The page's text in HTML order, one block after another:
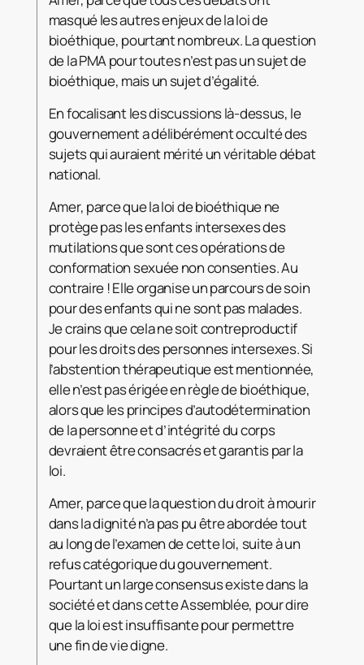
masqué les autres enjeux de la loi de
bioéthique, pourtant nombreux. La question
de la PMA pour toutes n’est pas un sujet de
bioéthique, mais un sujet d’égalité.
En focalisant les discussions là-dessus, le
gouvernement a délibérément occulté des
sujets qui auraient mérité un véritable débat
national.
Amer, parce que la loi de bioéthique ne
protège pas les enfants intersexes des
mutilations que sont ces opérations de
conformation sexuée non consenties. Au
contraire ! Elle organise un parcours de soin
pour des enfants qui ne sont pas malades.
Je crains que cela ne soit contreproductif
pour les droits des personnes intersexes. Si
l’abstention thérapeutique est mentionnée,
elle n’est pas érigée en règle de bioéthique,
alors que les principes d’autodétermination
de la personne et d’intégrité du corps
devraient être consacrés et garantis par la
loi.
Amer, parce que la question du droit à mourir
dans la dignité n’a pas pu être abordée tout
au long de l’examen de cette loi, suite à un
refus catégorique du gouvernement.
Pourtant un large consensus existe dans la
société et dans cette Assemblée, pour dire
que la loi est insuffisante pour permettre
une fin de vie digne.